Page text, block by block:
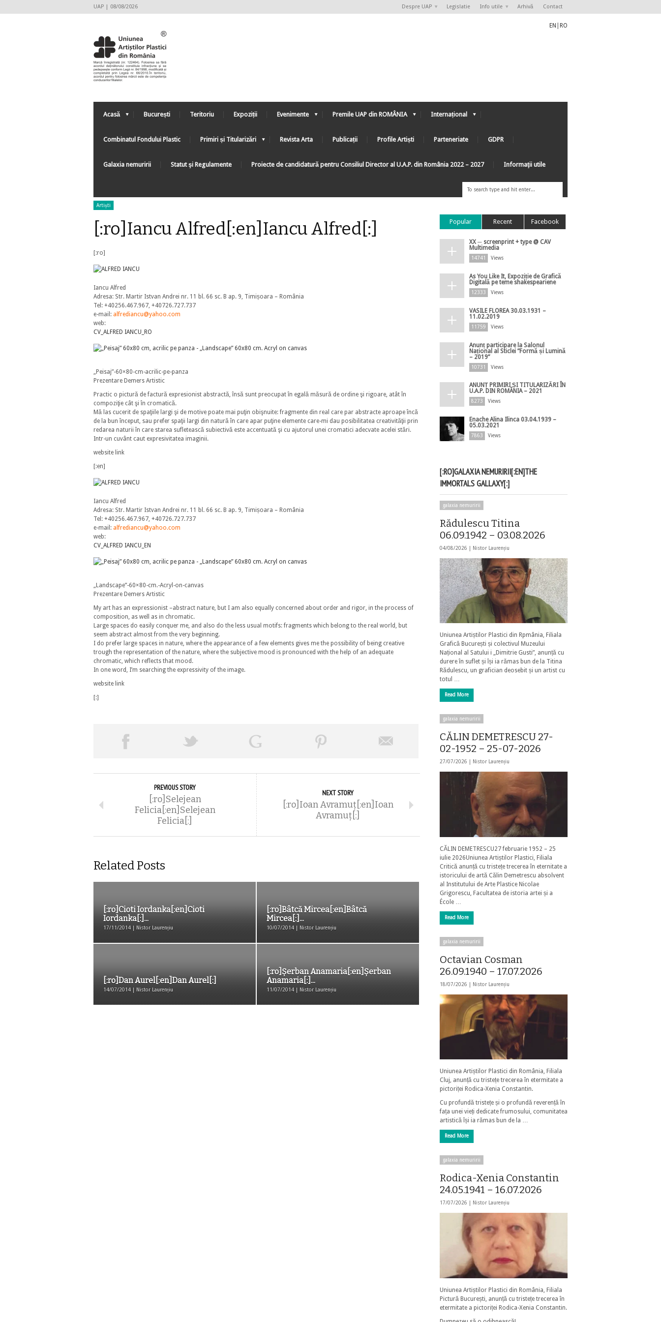
UAP | 08/08/2026 Despre UAP Legislatie Info utile Arhivă Contact
EN RO
Acasă București Teritoriu Expoziții Evenimente Premile UAP din ROMÂNIA Internațional
Combinatul Fondului Plastic Primiri și Titularizări Revista Arta Publicații Profile Artiști Parteneriate GDPR
Galaxia nemuririi Statut şi Regulamente Proiecte de candidatură pentru Consiliul Director al U.A.P. din România 2022 – 2027 Informaţii utile
Artiști
[:ro]Iancu Alfred[:en]Iancu Alfred[:]
[:ro]
Iancu Alfred
Adresa: Str. Martir Istvan Andrei nr. 11 bl. 66 sc. B ap. 9, Timișoara – România
Tel: +40256.467.967, +40726.727.737
e-mail: alfrediancu@yahoo.com
web:
CV_ALFRED IANCU_RO
„Peisaj”-60×80-cm-acrilic-pe-panza
Prezentare Demers Artistic
Practic o pictură de factură expresionist abstractă, însă sunt preocupat în egală măsură de ordine şi rigoare, atât în
compoziţie cât şi în cromatică.
Mă las cucerit de spaţiile largi şi de motive poate mai puţin obişnuite: fragmente din real care par abstracte aproape încă
de la bun început, sau prefer spaţii largi din natură în care apar puţine elemente care-mi dau posibilitatea creativităţii prin
redarea naturii în care starea sufletească subiectivă este accentuată şi cu ajutorul unei cromatici adecvate acelei stări.
Intr-un cuvânt caut expresivitatea imaginii.
website link
[:en]
Iancu Alfred
Adresa: Str. Martir Istvan Andrei nr. 11 bl. 66 sc. B ap. 9, Timișoara – România
Tel: +40256.467.967, +40726.727.737
e-mail: alfrediancu@yahoo.com
web:
CV_ALFRED IANCU_EN
„Landscape”-60×80-cm.-Acryl-on-canvas
Prezentare Demers Artistic
My art has an expressionist –abstract nature, but I am also equally concerned about order and rigor, in the process of
composition, as well as in chromatic.
Large spaces do easily conquer me, and also do the less usual motifs: fragments which belong to the real world, but
seem abstract almost from the very beginning.
I do prefer large spaces in nature, where the appearance of a few elements gives me the possibility of being creative
trough the representation of the nature, where the subjective mood is pronounced with the help of an adequate
chromatic, which reflects that mood.
In one word, I’m searching the expressivity of the image.
website link
[:]
PREVIOUS STORY
[:ro]Selejean
Felicia[:en]Selejean
Felicia[:]
NEXT STORY
[:ro]Ioan Avramuț[:en]Ioan
Avramuț[:]
Related Posts
[:ro]Cioti Iordanka[:en]Cioti
Iordanka[:]...
17/11/2014 | Nistor Laurențiu
[:ro]Bâtcă Mircea[:en]Bâtcă
Mircea[:]...
10/07/2014 | Nistor Laurențiu
[:ro]Dan Aurel[:en]Dan Aurel[:]
14/07/2014 | Nistor Laurențiu
[:ro]Şerban Anamaria[:en]Şerban
Anamaria[:]...
11/07/2014 | Nistor Laurențiu
Popular Recent Facebook
XX ─ screenprint + type @ CAV
Multimedia
14741 Views
As You Like It, Expoziție de Grafică
Digitală pe teme shakespeariene
12333 Views
VASILE FLOREA 30.03.1931 –
11.02.2019
11759 Views
Anunț participare la Salonul
Național al Sticlei ”Formă și Lumină
– 2019”
10731 Views
ANUNȚ PRIMIRI ȘI TITULARIZĂRI ÎN
U.A.P. DIN ROMÂNIA – 2021
8273 Views
Enache Alina Ilinca 03.04.1939 –
05.03.2021
7863 Views
[:RO]GALAXIA NEMURIRII[:EN]THE
IMMORTALS GALLAXY[:]
galaxia nemuririi
Rădulescu Titina
06.09.1942 – 03.08.2026
04/08/2026 | Nistor Laurențiu
Uniunea Artiștilor Plastici din Rpmânia, Filiala
Grafică București și colectivul Muzeului
Național al Satului i „Dimitrie Gusti”, anunță cu
durere în suflet și își ia rămas bun de la Titina
Rădulescu, un grafician deosebit și un artist cu
totul …
Read More
galaxia nemuririi
CĂLIN DEMETRESCU 27-
02-1952 – 25-07-2026
27/07/2026 | Nistor Laurențiu
CĂLIN DEMETRESCU27 februarie 1952 – 25
iulie 2026Uniunea Artiștilor Plastici, Filiala
Critică anunță cu tristețe trecerea în eternitate a
istoricului de artă Călin Demetrescu absolvent
al Institutului de Arte Plastice Nicolae
Grigorescu, Facultatea de istoria artei și a
École …
Read More
galaxia nemuririi
Octavian Cosman
26.09.1940 – 17.07.2026
18/07/2026 | Nistor Laurențiu
Uniunea Artiștilor Plastici din România, Filiala
Cluj, anunță cu tristețe trecerea în etermitate a
pictoriței Rodica-Xenia Constantin.
Cu profundă tristețe și o profundă reverență în
fața unei vieți dedicate frumosului, comunitatea
artistică își ia rămas bun de la …
Read More
galaxia nemuririi
Rodica-Xenia Constantin
24.05.1941 – 16.07.2026
17/07/2026 | Nistor Laurențiu
Uniunea Artiștilor Plastici din România, Filiala
Pictură București, anunță cu tristețe trecerea în
etermitate a pictoriței Rodica-Xenia Constantin.